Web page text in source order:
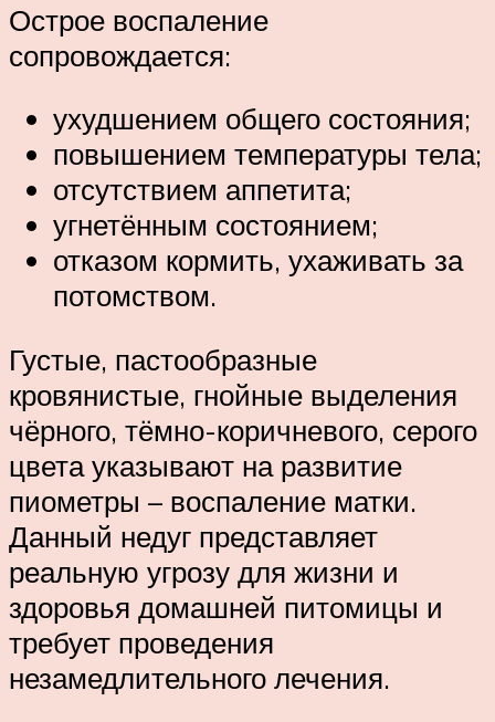
Острое воспаление
сопровождается:
ухудшением общего состояния;
повышением температуры тела;
отсутствием аппетита;
угнетённым состоянием;
отказом кормить, ухаживать за
потомством.
Густые, пастообразные
кровянистые, гнойные выделения
чёрного, тёмно-коричневого, серого
цвета указывают на развитие
пиометры – воспаление матки.
Данный недуг представляет
реальную угрозу для жизни и
здоровья домашней питомицы и
требует проведения
незамедлительного лечения.